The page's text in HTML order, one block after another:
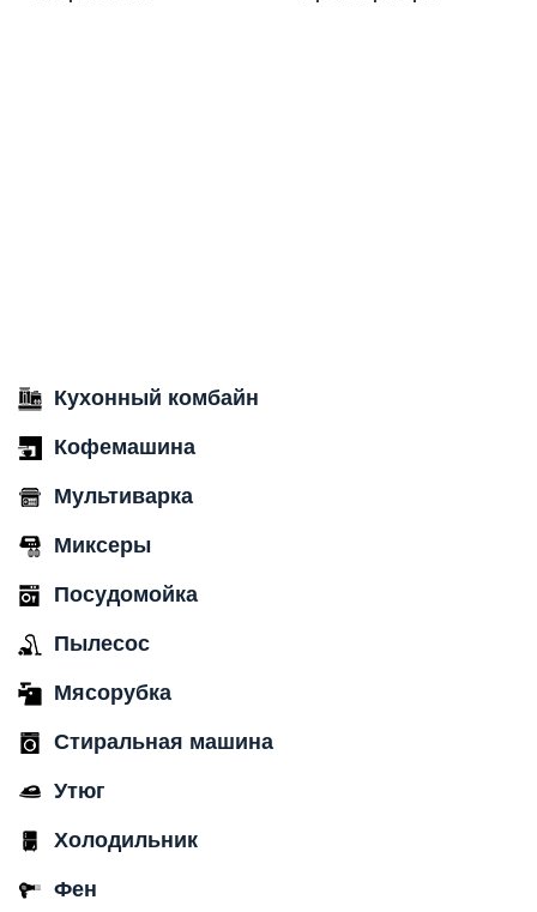
Кухонный комбайн
Кофемашина
Мультиварка
Миксеры
Посудомойка
Пылесос
Мясорубка
Стиральная машина
Утюг
Холодильник
Фен